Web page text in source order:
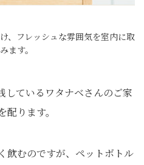
、フレッシュな雰囲気を室内に取
ます。
しているワタナベさんのご家
配ります。
飲むのですが、ペットボトル